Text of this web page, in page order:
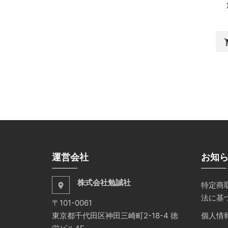
運営会社
place 株式会社勉誠社
〒101-0061
東京都千代田区神田三崎町2-18-4 徳
お知
特定商
法に基
個人情